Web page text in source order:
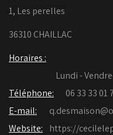
1, Les perelles
36310 CHAILLAC
Horaires :
Lundi -
Téléphone:
06 33 33 01
E-mail:
Website:
https://